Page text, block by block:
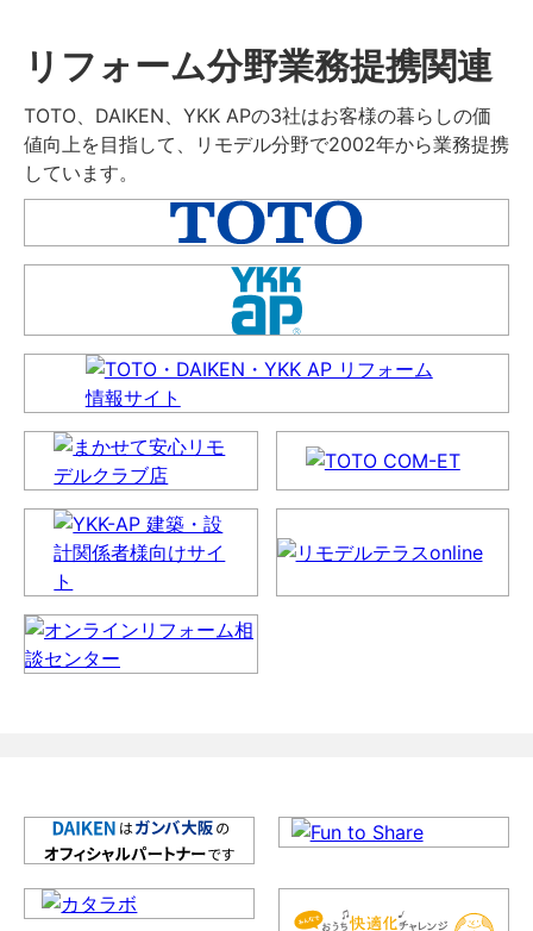
リフォーム分野業務提携関連
TOTO、DAIKEN、YKK APの3社はお客様の暮らしの価
値向上を目指して、リモデル分野で2002年から業務提携
しています。